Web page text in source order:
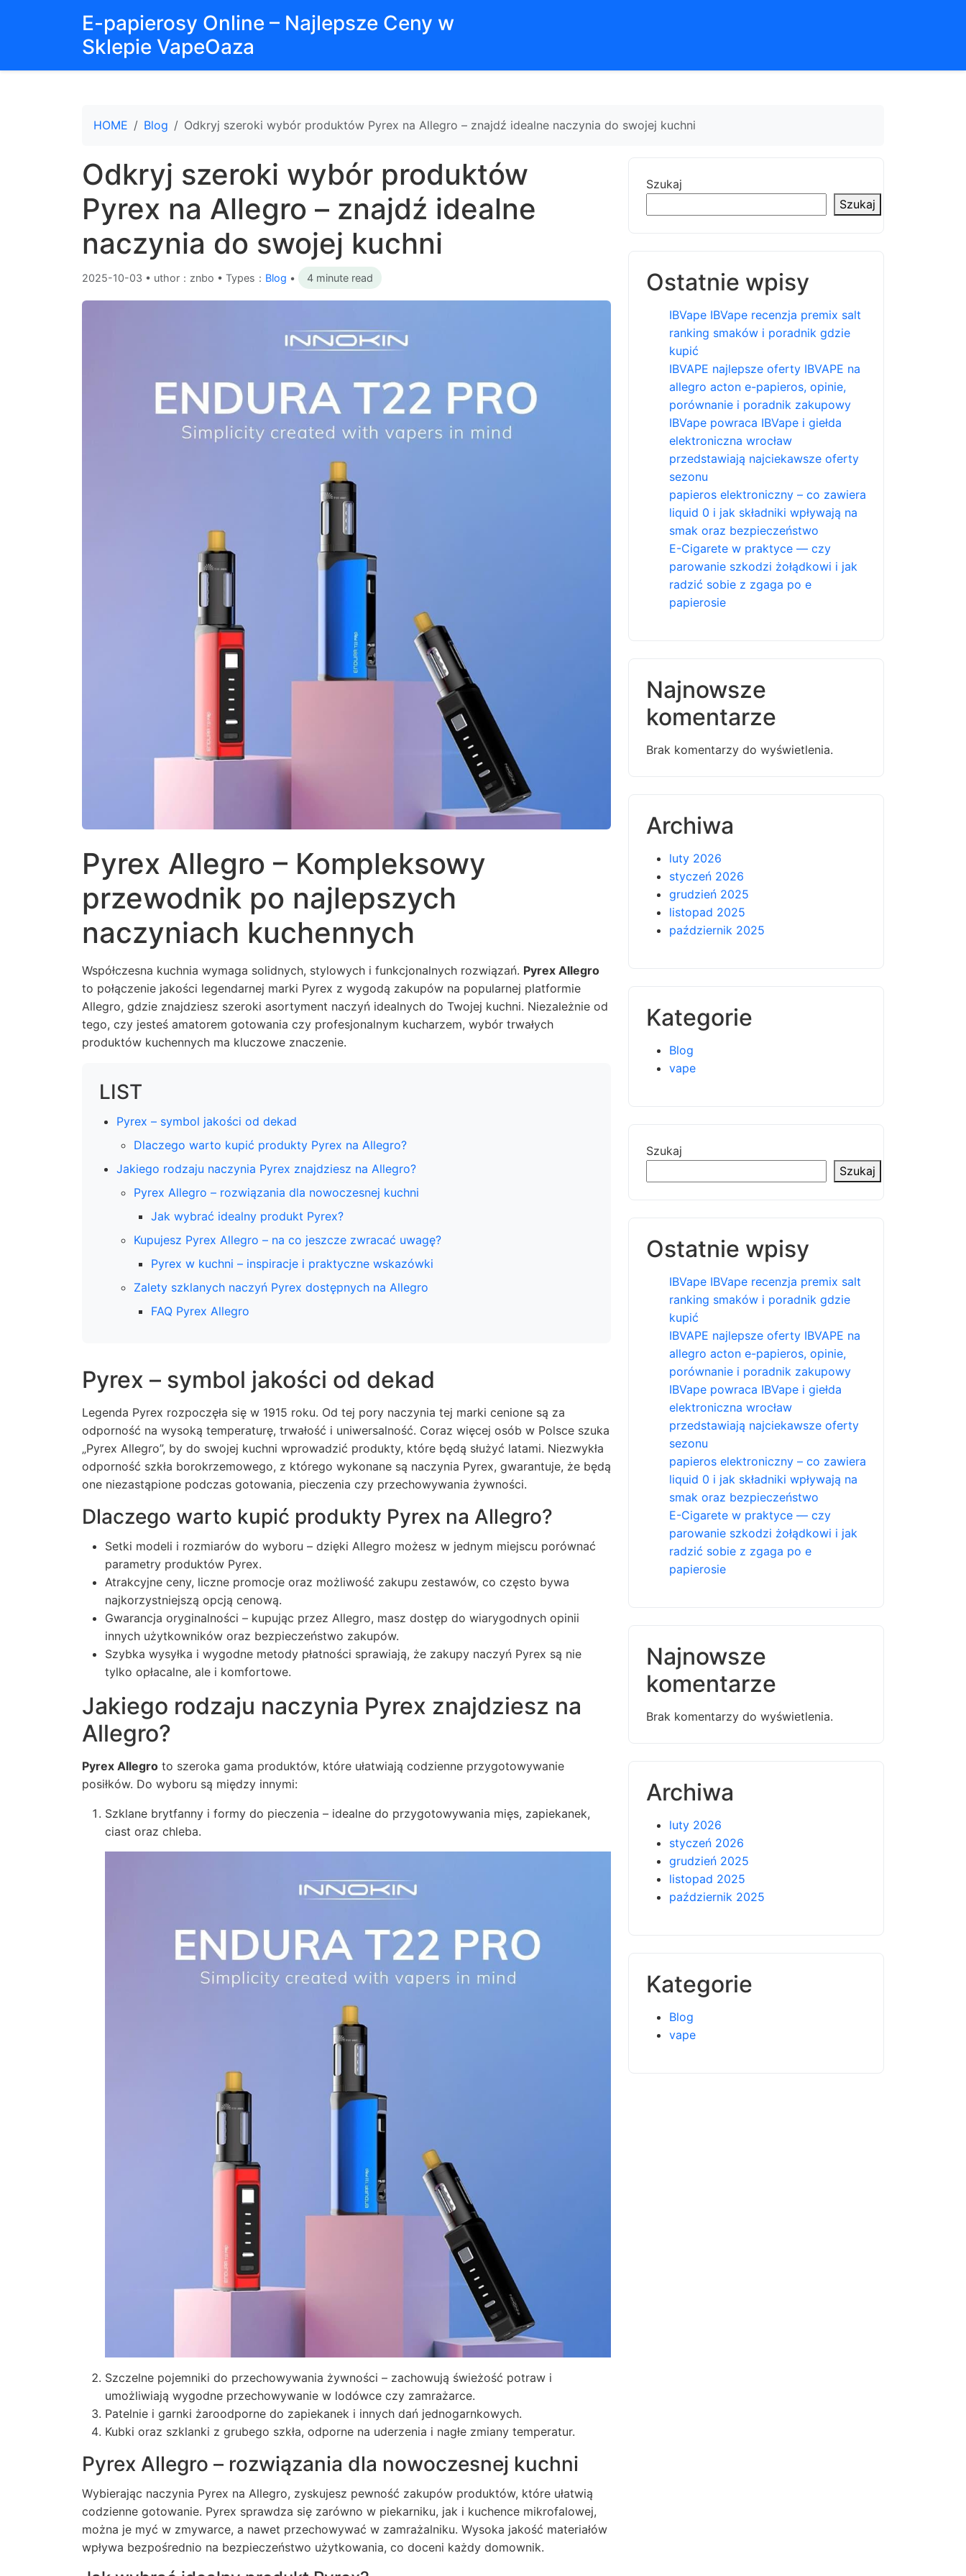
E-papierosy Online – Najlepsze Ceny w
Sklepie VapeOaza
HOME Blog Odkryj szeroki wybór produktów Pyrex na Allegro – znajdź idealne naczynia do swojej kuchni
Odkryj szeroki wybór produktów
Pyrex na Allegro – znajdź idealne
naczynia do swojej kuchni
2025-10-03 • uthor：znbo • Types： Blog • 4 minute read
Pyrex Allegro – Kompleksowy
przewodnik po najlepszych
naczyniach kuchennych
Współczesna kuchnia wymaga solidnych, stylowych i funkcjonalnych rozwiązań. Pyrex Allegro
to połączenie jakości legendarnej marki Pyrex z wygodą zakupów na popularnej platformie
Allegro, gdzie znajdziesz szeroki asortyment naczyń idealnych do Twojej kuchni. Niezależnie od
tego, czy jesteś amatorem gotowania czy profesjonalnym kucharzem, wybór trwałych
produktów kuchennych ma kluczowe znaczenie.
LIST
Pyrex – symbol jakości od dekad
Dlaczego warto kupić produkty Pyrex na Allegro?
Jakiego rodzaju naczynia Pyrex znajdziesz na Allegro?
Pyrex Allegro – rozwiązania dla nowoczesnej kuchni
Jak wybrać idealny produkt Pyrex?
Kupujesz Pyrex Allegro – na co jeszcze zwracać uwagę?
Pyrex w kuchni – inspiracje i praktyczne wskazówki
Zalety szklanych naczyń Pyrex dostępnych na Allegro
FAQ Pyrex Allegro
Pyrex – symbol jakości od dekad
Legenda Pyrex rozpoczęła się w 1915 roku. Od tej pory naczynia tej marki cenione są za
odporność na wysoką temperaturę, trwałość i uniwersalność. Coraz więcej osób w Polsce szuka
„Pyrex Allegro”, by do swojej kuchni wprowadzić produkty, które będą służyć latami. Niezwykła
odporność szkła borokrzemowego, z którego wykonane są naczynia Pyrex, gwarantuje, że będą
one niezastąpione podczas gotowania, pieczenia czy przechowywania żywności.
Dlaczego warto kupić produkty Pyrex na Allegro?
Setki modeli i rozmiarów do wyboru – dzięki Allegro możesz w jednym miejscu porównać
parametry produktów Pyrex.
Atrakcyjne ceny, liczne promocje oraz możliwość zakupu zestawów, co często bywa
najkorzystniejszą opcją cenową.
Gwarancja oryginalności – kupując przez Allegro, masz dostęp do wiarygodnych opinii
innych użytkowników oraz bezpieczeństwo zakupów.
Szybka wysyłka i wygodne metody płatności sprawiają, że zakupy naczyń Pyrex są nie
tylko opłacalne, ale i komfortowe.
Jakiego rodzaju naczynia Pyrex znajdziesz na
Allegro?
Pyrex Allegro to szeroka gama produktów, które ułatwiają codzienne przygotowywanie
posiłków. Do wyboru są między innymi:
Szklane brytfanny i formy do pieczenia – idealne do przygotowywania mięs, zapiekanek,
ciast oraz chleba.
Szczelne pojemniki do przechowywania żywności – zachowują świeżość potraw i
umożliwiają wygodne przechowywanie w lodówce czy zamrażarce.
Patelnie i garnki żaroodporne do zapiekanek i innych dań jednogarnkowych.
Kubki oraz szklanki z grubego szkła, odporne na uderzenia i nagłe zmiany temperatur.
Pyrex Allegro – rozwiązania dla nowoczesnej kuchni
Wybierając naczynia Pyrex na Allegro, zyskujesz pewność zakupów produktów, które ułatwią
codzienne gotowanie. Pyrex sprawdza się zarówno w piekarniku, jak i kuchence mikrofalowej,
można je myć w zmywarce, a nawet przechowywać w zamrażalniku. Wysoka jakość materiałów
wpływa bezpośrednio na bezpieczeństwo użytkowania, co doceni każdy domownik.
Szukaj
Szukaj
Ostatnie wpisy
IBVape IBVape recenzja premix salt
ranking smaków i poradnik gdzie
kupić
IBVAPE najlepsze oferty IBVAPE na
allegro acton e-papieros, opinie,
porównanie i poradnik zakupowy
IBVape powraca IBVape i giełda
elektroniczna wrocław
przedstawiają najciekawsze oferty
sezonu
papieros elektroniczny – co zawiera
liquid 0 i jak składniki wpływają na
smak oraz bezpieczeństwo
E-Cigarete w praktyce — czy
parowanie szkodzi żołądkowi i jak
radzić sobie z zgaga po e
papierosie
Najnowsze
komentarze
Brak komentarzy do wyświetlenia.
Archiwa
luty 2026
styczeń 2026
grudzień 2025
listopad 2025
październik 2025
Kategorie
Blog
vape
Szukaj
Szukaj
Ostatnie wpisy
IBVape IBVape recenzja premix salt
ranking smaków i poradnik gdzie
kupić
IBVAPE najlepsze oferty IBVAPE na
allegro acton e-papieros, opinie,
porównanie i poradnik zakupowy
IBVape powraca IBVape i giełda
elektroniczna wrocław
przedstawiają najciekawsze oferty
sezonu
papieros elektroniczny – co zawiera
liquid 0 i jak składniki wpływają na
smak oraz bezpieczeństwo
E-Cigarete w praktyce — czy
parowanie szkodzi żołądkowi i jak
radzić sobie z zgaga po e
papierosie
Najnowsze
komentarze
Brak komentarzy do wyświetlenia.
Archiwa
luty 2026
styczeń 2026
grudzień 2025
listopad 2025
październik 2025
Kategorie
Blog
vape